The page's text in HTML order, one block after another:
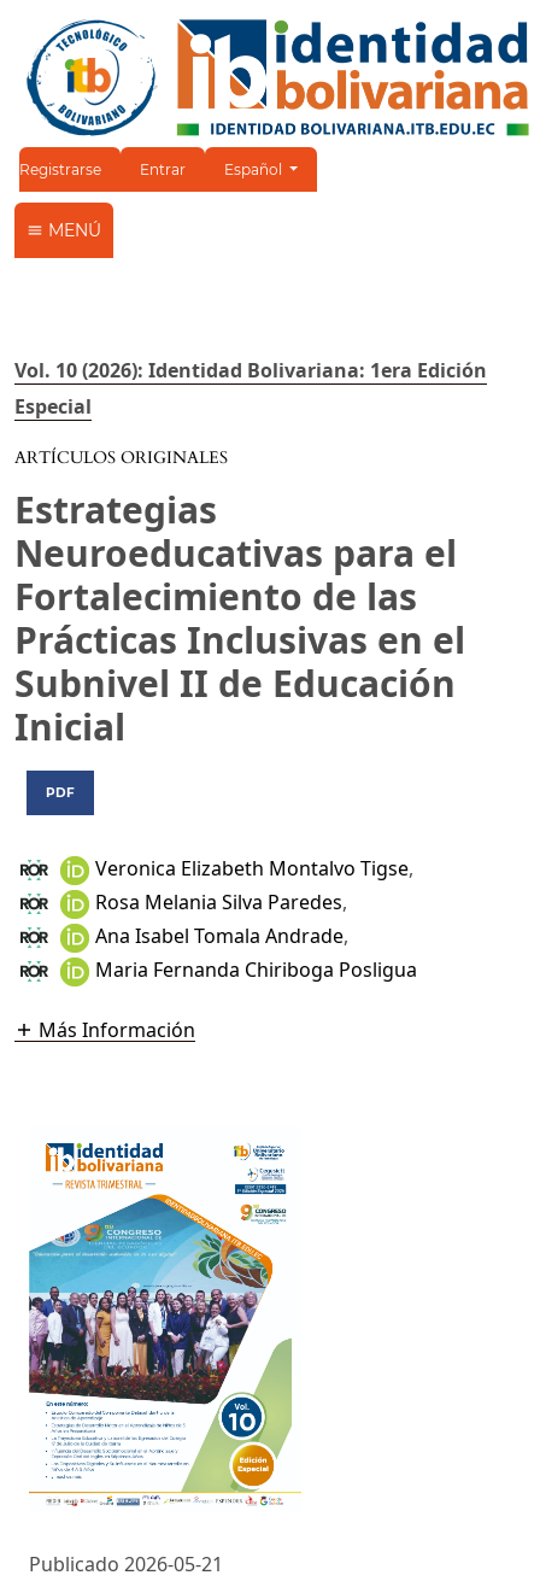
Registrarse Entrar Cambiar el idioma. El idioma actual es:
Español
MENÚ
Vol. 10 (2026): Identidad Bolivariana: 1era Edición
Especial
ARTÍCULOS ORIGINALES
Estrategias
Neuroeducativas para el
Fortalecimiento de las
Prácticas Inclusivas en el
Subnivel II de Educación
Inicial
PDF
Veronica Elizabeth Montalvo Tigse,
Rosa Melania Silva Paredes,
Ana Isabel Tomala Andrade,
Maria Fernanda Chiriboga Posligua
Más Información
Publicado 2026-05-21